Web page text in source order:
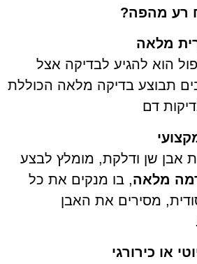
רע מהפה?
מלאה
הוא להגיע לבדיקה אצל
תבוצע בדיקה מלאה הכוללת
דם
אבן שן ודלקת, מומלץ לבצע
מלאה, בו מנקים את כל
מסירים את האבן
או כירורגי